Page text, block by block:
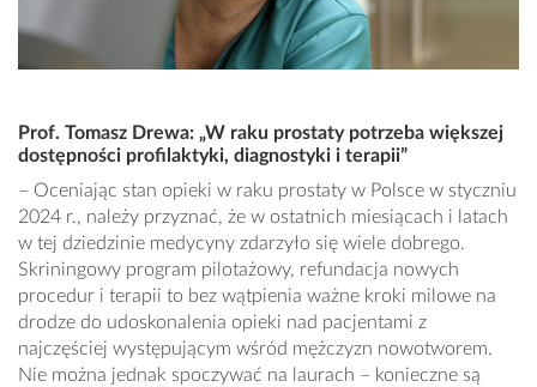
Prof. Tomasz Drewa: „W raku prostaty potrzeba większej
dostępności profilaktyki, diagnostyki i terapii”
– Oceniając stan opieki w raku prostaty w Polsce w styczniu
2024 r., należy przyznać, że w ostatnich miesiącach i latach
w tej dziedzinie medycyny zdarzyło się wiele dobrego.
Skriningowy program pilotażowy, refundacja nowych
procedur i terapii to bez wątpienia ważne kroki milowe na
drodze do udoskonalenia opieki nad pacjentami z
najczęściej występującym wśród mężczyzn nowotworem.
Nie można jednak spoczywać na laurach – konieczne są